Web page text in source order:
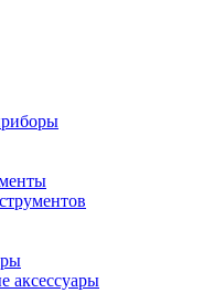
аксессуары